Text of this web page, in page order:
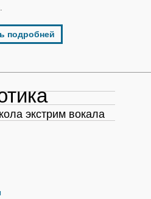
подробней
экстрим вокала